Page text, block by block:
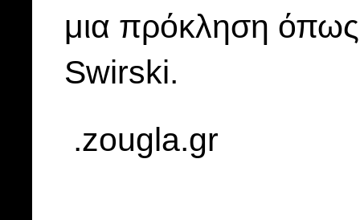
μια πρόκληση
Swirski.
.zougla.gr